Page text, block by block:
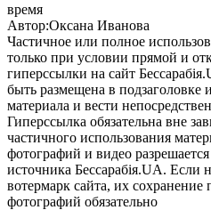
время
Автор:Оксана Иванова
Частичное или полное
только при условии прямой и
гиперссылки на сайт
быть размещена в подзаголовке
материала и вести
Гиперссылка обязательна вне
частичного использования
фотографий и видео
источника Бессарабія.UA. Если
вотермарк сайта, их сохранение
фотографий обязательно